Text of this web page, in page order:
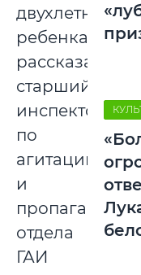
двухлетнего
ребенка,
рассказала
старший
инспектор
по
агитации
и
пропаганде
отдела
ГАИ